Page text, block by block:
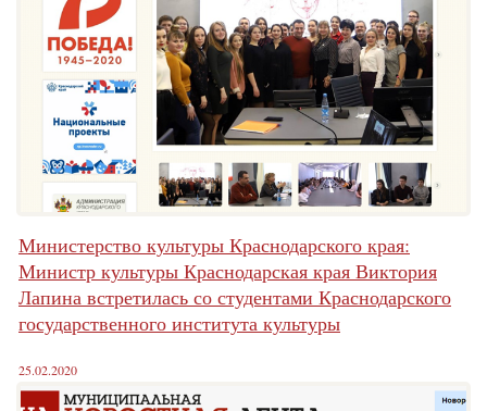
Министерство культуры Краснодарского края:
Министр культуры Краснодарская края Виктория
Лапина встретилась со студентами Краснодарского
государственного института культуры
25.02.2020